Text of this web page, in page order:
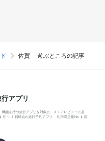
佐賀 遊ぶところの記事
アプリ
能を持つ旅行アプリを対象に、ストアレビューに基
18日時点の旅行予約アプリ 利用満足度No.1調